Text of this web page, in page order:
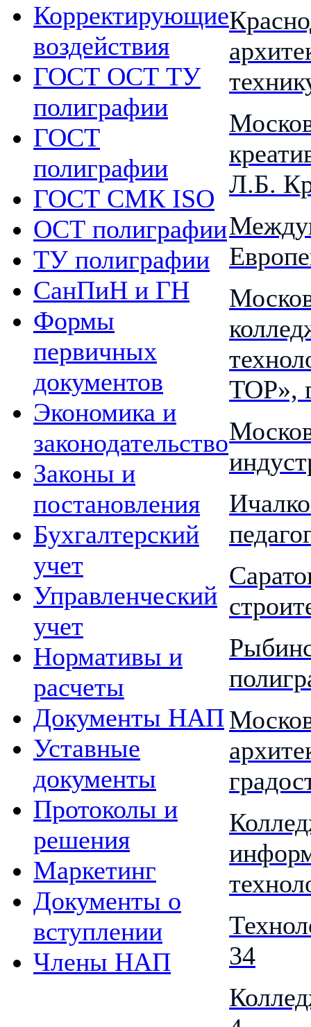
Корректирующие
воздействия
ГОСТ ОСТ ТУ
полиграфии
ГОСТ
полиграфии
ГОСТ СМК ISO
ОСТ полиграфии
ТУ полиграфии
СанПиН и ГН
Формы
первичных
документов
Экономика и
законодательство
Законы и
постановления
Бухгалтерский
учет
Управленческий
учет
Нормативы и
расчеты
Документы НАП
Уставные
документы
Протоколы и
решения
Маркетинг
Документы о
вступлении
Члены НАП
Л.Б.
TOP»,
34